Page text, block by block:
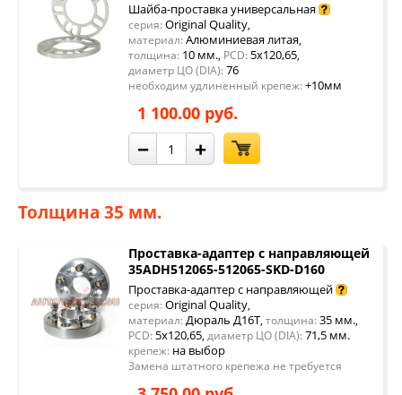
Шайба-проставка универсальная
серия: Original Quality,
материал: Алюминиевая литая,
толщина: 10 мм., PCD: 5x120,65,
диаметр ЦО (DIA): 76
необходим удлиненный крепеж: +10мм
1 100.00 руб.
− +
Толщина 35 мм.
Проставка-адаптер с направляющей
35ADH512065-512065-SKD-D160
Проставка-адаптер с направляющей
серия: Original Quality,
материал: Дюраль Д16Т, толщина: 35 мм.,
PCD: 5x120,65, диаметр ЦО (DIA): 71,5 мм.
крепеж: на выбор
Замена штатного крепежа не требуется